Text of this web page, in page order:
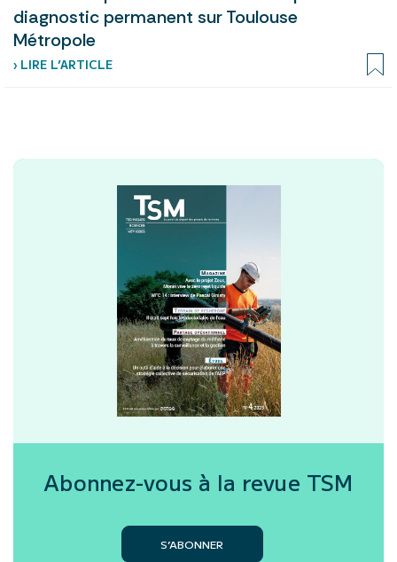
diagnostic permanent sur Toulouse
Métropole
› LIRE L’ARTICLE
Abonnez-vous à la revue TSM
S’ABONNER